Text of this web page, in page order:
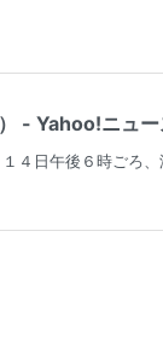
- Yahoo!ニュー
４日午後６時ごろ